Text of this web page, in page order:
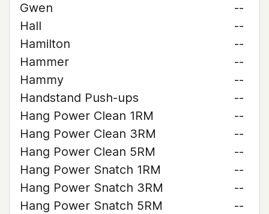
Gwen
--
Hall
--
Hamilton
--
Hammer
--
Hammy
--
Handstand Push-ups
--
Hang Power Clean 1RM
--
Hang Power Clean 3RM
--
Hang Power Clean 5RM
--
Hang Power Snatch 1RM
--
Hang Power Snatch 3RM
--
Hang Power Snatch 5RM
--